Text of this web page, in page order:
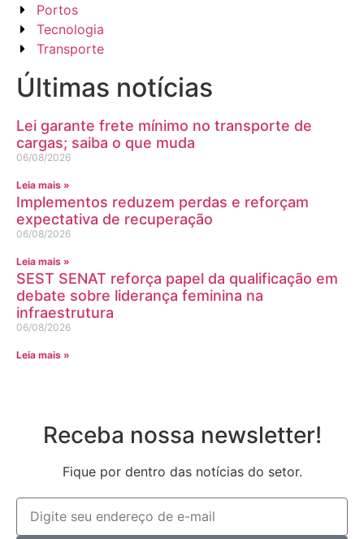
Portos
Tecnologia
Transporte
Últimas notícias
Lei garante frete mínimo no transporte de
cargas; saiba o que muda
06/08/2026
Leia mais »
Implementos reduzem perdas e reforçam
expectativa de recuperação
06/08/2026
Leia mais »
SEST SENAT reforça papel da qualificação em
debate sobre liderança feminina na
infraestrutura
06/08/2026
Leia mais »
Receba nossa newsletter!
Fique por dentro das notícias do setor.